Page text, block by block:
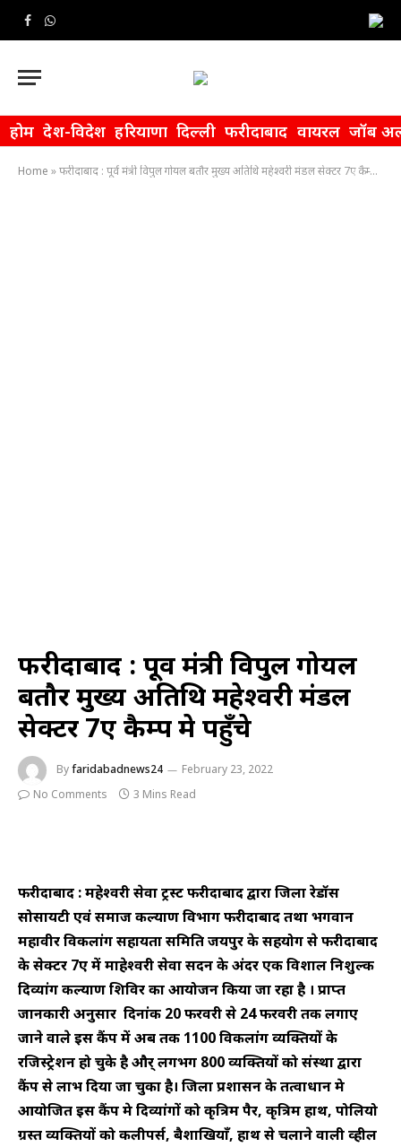
Facebook
WhatsApp
होम देश-विदेश हरियाणा दिल्ली फरीदाबाद वायरल जॉब
Home »फरीदाबाद : पूर्व मंत्री विपुल गोयल बतौर मुख्य अतिथि महेश्वरी मंडल सेक्टर 7ए कैम्प मे पहुँचे
फरीदाबाद : पूर्व मंत्री विपुल गोयल
बतौर मुख्य अतिथि महेश्वरी मंडल
सेक्टर 7ए कैम्प मे पहुँचे
Byfaridabadnews24
February 23, 2022
No Comments
3 Mins Read
फरीदाबाद : महेश्वरी सेवा ट्रस्ट फरीदाबाद द्वारा जिला रेडक्रॉस
सोसायटी एवं समाज कल्याण विभाग फरीदाबाद तथा भगवान
महावीर विकलांग सहायता समिति जयपुर के सहयोग से फरीदाबाद
के सेक्टर 7ए में माहेश्वरी सेवा सदन के अंदर एक विशाल निशुल्क
दिव्यांग कल्याण शिविर का आयोजन किया जा रहा है । प्राप्त
जानकारी अनुसार दिनांक 20 फरवरी से 24 फरवरी तक लगाए
जाने वाले इस कैंप में अब तक 1100 विकलांग व्यक्तियों के
रजिस्ट्रेशन हो चुके है और् लगभग 800 व्यक्तियों को संस्था द्वारा
कैंप से लाभ दिया जा चुका है। जिला प्रशासन के तत्वाधान मे
आयोजित इस कैंप मे दिव्यांगों को कृत्रिम पैर, कृत्रिम हाथ, पोलियो
ग्रस्त व्यक्तियों को कलीपर्स, बैशाखियाँ, हाथ से चलाने वाली व्हील